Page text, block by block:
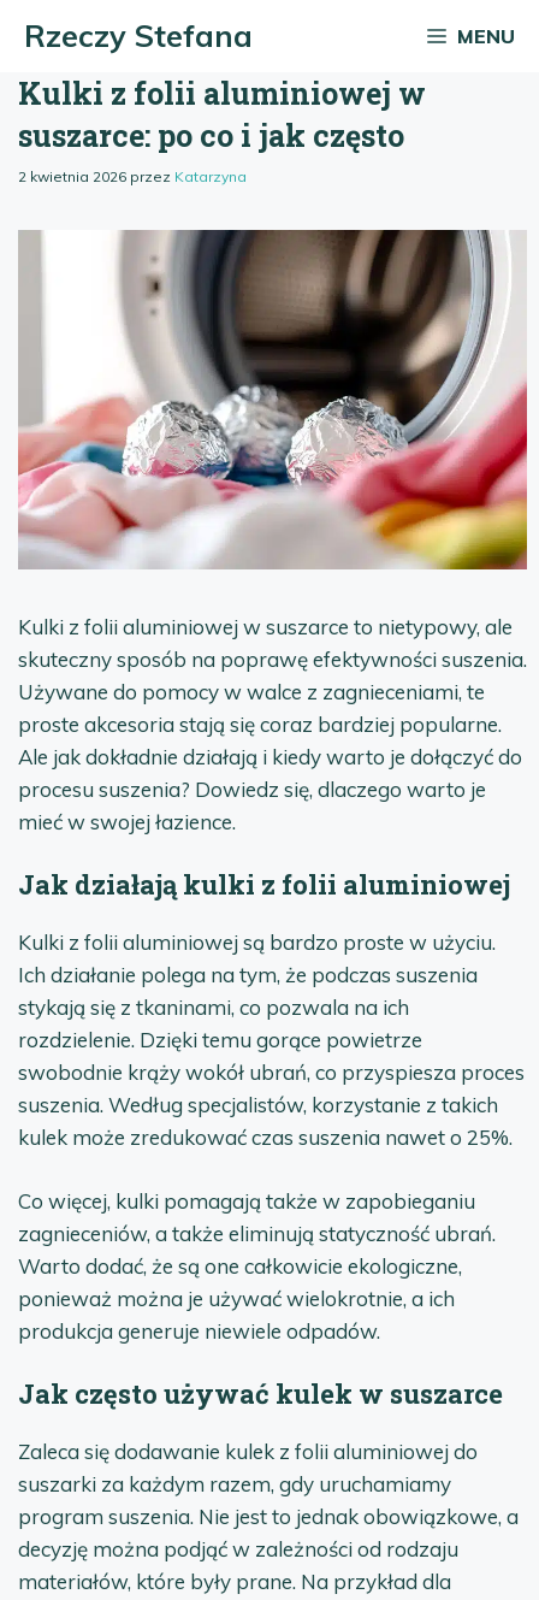
treści
Rzeczy Stefana MENU
Kulki z folii aluminiowej w
suszarce: po co i jak często
2 kwietnia 2026 przez Katarzyna
Kulki z folii aluminiowej w suszarce to nietypowy, ale
skuteczny sposób na poprawę efektywności suszenia.
Używane do pomocy w walce z zagnieceniami, te
proste akcesoria stają się coraz bardziej popularne.
Ale jak dokładnie działają i kiedy warto je dołączyć do
procesu suszenia? Dowiedz się, dlaczego warto je
mieć w swojej łazience.
Jak działają kulki z folii aluminiowej
Kulki z folii aluminiowej są bardzo proste w użyciu.
Ich działanie polega na tym, że podczas suszenia
stykają się z tkaninami, co pozwala na ich
rozdzielenie. Dzięki temu gorące powietrze
swobodnie krąży wokół ubrań, co przyspiesza proces
suszenia. Według specjalistów, korzystanie z takich
kulek może zredukować czas suszenia nawet o 25%.
Co więcej, kulki pomagają także w zapobieganiu
zagnieceniów, a także eliminują statyczność ubrań.
Warto dodać, że są one całkowicie ekologiczne,
ponieważ można je używać wielokrotnie, a ich
produkcja generuje niewiele odpadów.
Jak często używać kulek w suszarce
Zaleca się dodawanie kulek z folii aluminiowej do
suszarki za każdym razem, gdy uruchamiamy
program suszenia. Nie jest to jednak obowiązkowe, a
decyzję można podjąć w zależności od rodzaju
materiałów, które były prane. Na przykład dla